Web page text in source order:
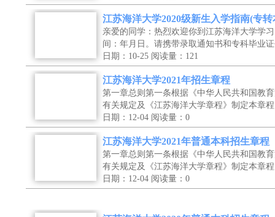
江苏海洋大学2020级新生入学指南(专
亲爱的同学：热烈欢迎你到江苏海洋大学学
间：年月日。请携带录取通知书和专科毕
日期：10-25 阅读量：121
江苏海洋大学2021年招生章程
第一章总则第一条根据《中华人民共和国教
有关规定及《江苏海洋大学章程》制定本章
日期：12-04 阅读量：0
江苏海洋大学2021年普通本科招生章程
第一章总则第一条根据《中华人民共和国教
有关规定及《江苏海洋大学章程》制定本章
日期：12-04 阅读量：0